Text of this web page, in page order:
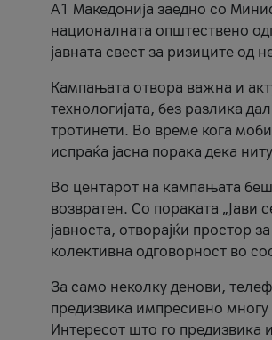
A1 Македонија заедно со
националната општествено
јавната свест за ризиците од
Кампањата отвора важна и
технологијата, без разлика
тротинети. Во време кога
испраќа јасна порака дека
Во центарот на кампањата
возвратен. Со пораката „Јави
јавноста, отворајќи простор
колективна одговорност во
За само неколку денови,
предизвика импресивно
Интересот што го предизвика